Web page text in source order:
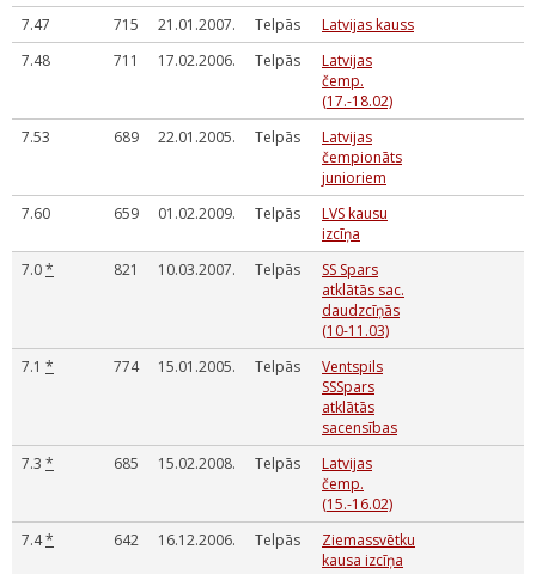
7.47
715 21.01.2007. Telpās
Latvijas kauss
7.48
711 17.02.2006. Telpās
Latvijas
čemp.
(17.-18.02)
7.53
689 22.01.2005. Telpās
Latvijas
čempionāts
junioriem
7.60
659 01.02.2009. Telpās
LVS kausu
izcīņa
7.0* 821 10.03.2007. Telpās
SS Spars
atklātās sac.
daudzcīņās
(10-11.03)
7.1 * 774 15.01.2005. Telpās
Ventspils
SSSpars
atklātās
sacensības
7.3 * 685 15.02.2008. Telpās
Latvijas
čemp.
(15.-16.02)
7.4* 642 16.12.2006. Telpās
Ziemassvētku
kausa izcīņa